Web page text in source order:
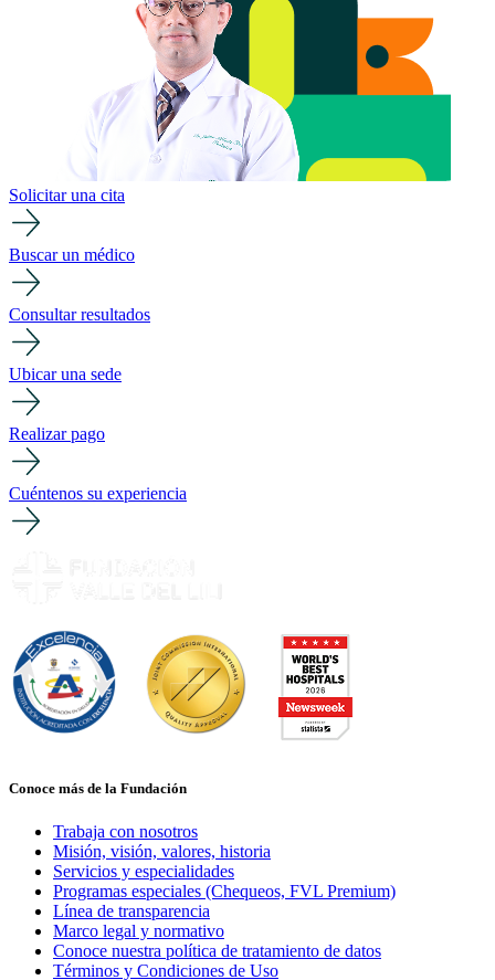
Solicitar una cita
Buscar un médico
Consultar resultados
Ubicar una sede
Realizar pago
Cuéntenos su experiencia
Conoce más de la Fundación
Trabaja con nosotros
Misión, visión, valores, historia
Servicios y especialidades
Programas especiales (Chequeos, FVL Premium)
Línea de transparencia
Marco legal y normativo
Conoce nuestra política de tratamiento de datos
Términos y Condiciones de Uso